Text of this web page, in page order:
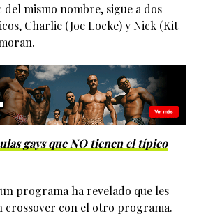
del mismo nombre, sigue a dos
Charlie (Joe Locke) y Nick (Kit
gays que NO tienen el típico
programa ha revelado que les
crossover con el otro programa.